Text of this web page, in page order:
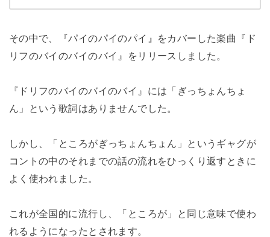
その中で、『パイのパイのパイ』をカバーした楽曲『ド
リフのバイのバイのバイ』をリリースしました。
『ドリフのバイのバイのバイ』には「ぎっちょんちょ
ん」という歌詞はありませんでした。
しかし、「ところがぎっちょんちょん」というギャグが
コントの中のそれまでの話の流れをひっくり返すときに
よく使われました。
これが全国的に流行し、「ところが」と同じ意味で使わ
れるようになったとされます。